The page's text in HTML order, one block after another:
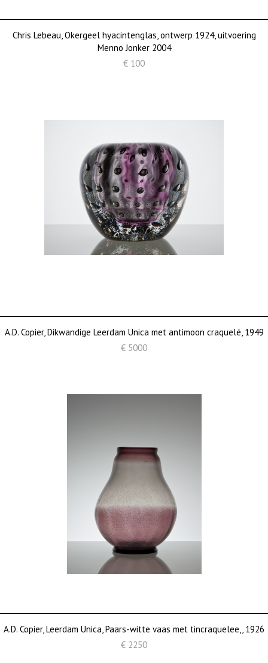
Chris Lebeau, Okergeel hyacintenglas, ontwerp 1924, uitvoering
Menno Jonker 2004
€ 100
A.D. Copier, Dikwandige Leerdam Unica met antimoon craquelé, 1949
€ 5000
A.D. Copier, Leerdam Unica, Paars-witte vaas met tincraquelee,, 1926
€ 2250